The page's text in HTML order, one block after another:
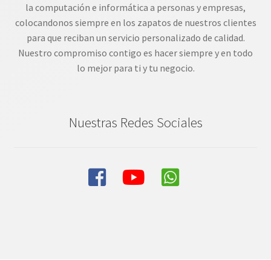
la computación e informática a personas y empresas,
colocandonos siempre en los zapatos de nuestros clientes
para que reciban un servicio personalizado de calidad.
Nuestro compromiso contigo es hacer siempre y en todo
lo mejor para ti y tu negocio.
Nuestras Redes Sociales